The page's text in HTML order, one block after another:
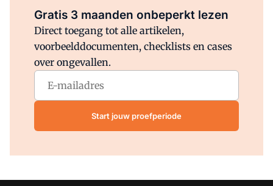
Gratis 3 maanden onbeperkt lezen
Direct toegang tot alle artikelen,
voorbeelddocumenten, checklists en cases
over ongevallen.
Start jouw proefperiode